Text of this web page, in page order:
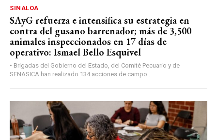
SINALOA
SAyG refuerza e intensifica su estrategia en
contra del gusano barrenador; más de 3,500
animales inspeccionados en 17 días de
operativo: Ismael Bello Esquivel
• Brigadas del Gobierno del Estado, del Comité Pecuario y de
SENASICA han realizado 134 acciones de campo...